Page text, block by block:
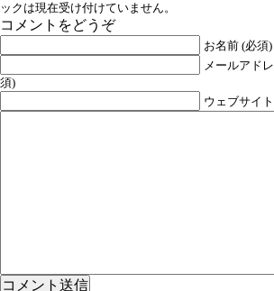
ックは現在受け付けていません。
コメントをどうぞ
お名前 (必須)
メールアド
須)
ウェブサイト